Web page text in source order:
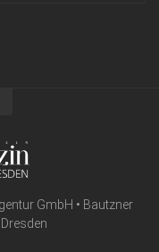
GmbH • Bautzner